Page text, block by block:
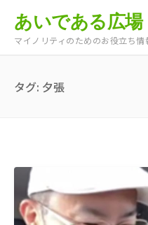
あいである広場
マイノリティのためのお役立ち情
タグ: 夕張